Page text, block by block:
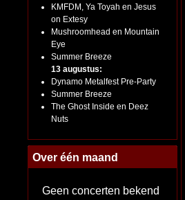
KMFDM, Ya Toyah en Jesus
on Extesy
Mushroomhead en Mountain
Eye
Summer Breeze
13 augustus:
Dynamo Metalfest Pre-Party
Summer Breeze
The Ghost Inside en Deez
Nuts
Over één maand
Geen concerten bekend